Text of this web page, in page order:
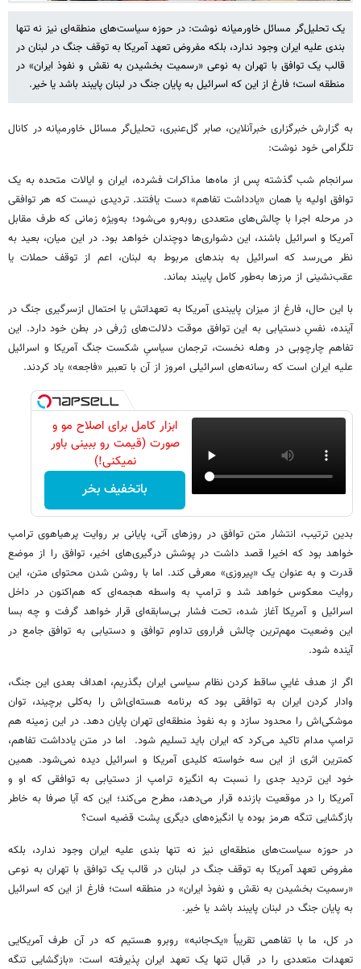
یک تحلیل‌گر مسائل خاورمیانه نوشت: در حوزه سیاست‌های منطقه‌ای نیز نه‌ تنها
بندی علیه ایران وجود ندارد، بلکه مفروض تعهد آمریکا به توقف جنگ در لبنان در
قالب یک توافق با تهران به نوعی «رسمیت‌ بخشیدن به نقش و نفوذ ایران» در
منطقه است؛ فارغ از این که اسرائیل به پایان جنگ در لبنان پایبند باشد یا خیر.
به گزارش خبرگزاری خبرآنلاین، صابر گل‌عنبری، تحلیل‌گر مسائل خاورمیانه در کانال
تلگرامی خود نوشت:
سرانجام شب گذشته پس از ماه‌ها مذاکرات فشرده، ایران و ایالات متحده به یک
توافق اولیه یا همان «یادداشت تفاهم» دست یافتند. تردیدی نیست که هر توافقی
در مرحله اجرا با چالش‌های متعددی روبه‌رو می‌شود؛ به‌ویژه زمانی که طرف مقابل
آمریکا و اسرائیل باشند، این دشواری‌ها دوچندان خواهد بود. در این میان، بعید به
نظر می‌رسد که اسرائیل به بندهای مربوط به لبنان، اعم از توقف حملات یا
عقب‌نشینی از مرزها به‌طور کامل پایبند بماند.
با این حال، فارغ از میزان پایبندی آمریکا به تعهداتش یا احتمال ازسرگیری جنگ در
آینده، نفسِ دستیابی به این توافق موقت دلالت‌های ژرفی در بطن خود دارد. این
تفاهم چارچوبی در وهله نخست، ترجمان سیاسیِ شکست جنگ آمریکا و اسرائیل
علیه ایران است که رسانه‌های اسرائیلی امروز از آن با تعبیر «فاجعه» یاد کردند.
ابزار کامل برای اصلاح مو و
صورت (قیمت رو ببینی باور
نمیکنی!)
باتخفیف بخر
بدین ترتیب، انتشار متن توافق در روزهای آتی، پایانی بر روایت پرهیاهوی ترامپ
خواهد بود که اخیرا قصد داشت در پوشش درگیری‌های اخیر، توافق را از موضع
قدرت و به عنوان یک «پیروزی» معرفی کند. اما با روشن شدن محتوای متن، این
روایت معکوس خواهد شد و ترامپ به ‌واسطه هجمه‌ای که هم‌اکنون در داخل
اسرائیل و آمریکا آغاز شده، تحت فشار بی‌سابقه‌ای قرار خواهد گرفت و چه بسا
این وضعیت مهم‌ترین چالش فراروی تداوم توافق و دستیابی به توافق جامع در
آینده شود.
اگر از هدف غاییِ ساقط کردن نظام سیاسی ایران بگذریم، اهداف بعدی این جنگ،
وادار کردن ایران به توافقی بود که برنامه هسته‌ای‌اش را به‌کلی برچیند، توان
موشکی‌اش را محدود سازد و به نفوذ منطقه‌ای تهران پایان دهد. در این زمینه هم
ترامپ مدام تاکید می‌کرد که ایران باید تسلیم شود. اما در متن یادداشت تفاهم،
کمترین اثری از این سه خواسته کلیدی آمریکا و اسرائیل دیده نمی‌شود. همین
خود این تردید جدی را نسبت به انگیزه ترامپ از دستیابی به توافقی که او و
آمریکا را در موقعیت بازنده قرار می‌دهد، مطرح می‌کند؛ این که آیا صرفا به خاطر
بازگشایی تنگه هرمز بوده یا انگیزه‌های دیگری پشت قضیه است؟
در حوزه سیاست‌های منطقه‌ای نیز نه‌ تنها بندی علیه ایران وجود ندارد، بلکه
مفروض تعهد آمریکا به توقف جنگ در لبنان در قالب یک توافق با تهران به نوعی
«رسمیت‌ بخشیدن به نقش و نفوذ ایران» در منطقه است؛ فارغ از این که اسرائیل
به پایان جنگ در لبنان پایبند باشد یا خیر.
در کل، ما با تفاهمی تقریباً «یک‌جانبه» روبرو هستیم که در آن طرف آمریکایی
تعهدات متعددی را در قبال تنها یک تعهد ایران پذیرفته است: «بازگشایی تنگه